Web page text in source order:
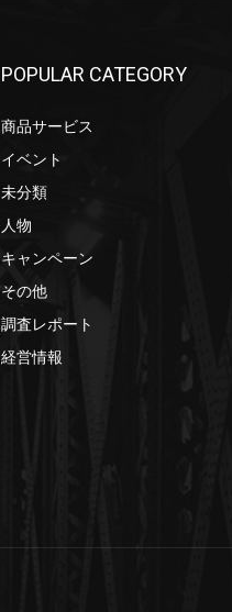
POPULAR CATEGORY
商品サービス
イベント
未分類
人物
キャンペーン
その他
調査レポート
経営情報